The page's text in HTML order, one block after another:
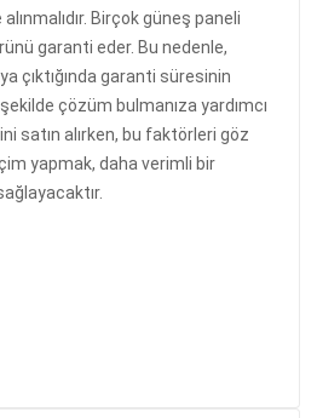
Birçok güneş paneli
garanti eder. Bu nedenle,
çıktığında garanti süresinin
çözüm bulmanıza yardımcı
satın alırken, bu faktörleri göz
yapmak, daha verimli bir